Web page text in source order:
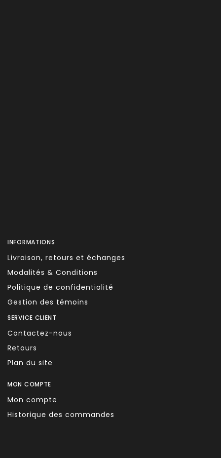
INFORMATIONS
Livraison, retours et échanges
Modalités & Conditions
Politique de confidentialité
Gestion des témoins
SERVICE CLIENT
Contactez-nous
Retours
Plan du site
MON COMPTE
Mon compte
Historique des commandes